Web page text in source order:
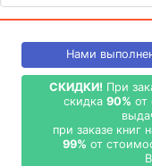
Нами
СКИДКИ! При
скидка 90% от
при заказе книг
99% от